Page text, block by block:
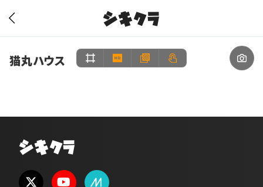
シキクラ
猫丸ハウス
シキクラ